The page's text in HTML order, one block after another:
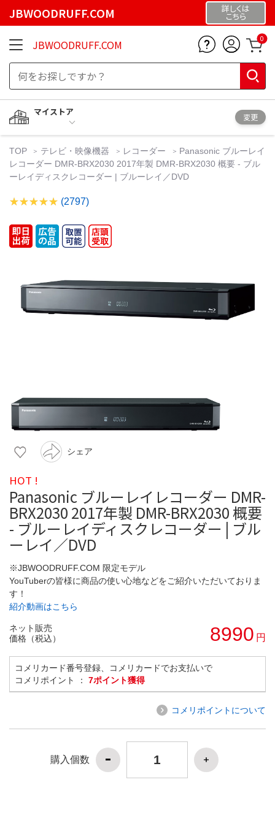
JBWOODRUFF.COM 詳しくは
こちら
JBWOODRUFF.COM 0
マイストア
変更
TOP テレビ・映像機器 レコーダー
Panasonic ブルーレイ
レコーダー DMR-BRX2030 2017年製 DMR-BRX2030 概要 - ブル
ーレイディスクレコーダー | ブルーレイ／DVD
(2797)
シェア
HOT !
Panasonic ブルーレイレコーダー DMR-
BRX2030 2017年製 DMR-BRX2030 概要
- ブルーレイディスクレコーダー | ブル
ーレイ／DVD
※JBWOODRUFF.COM 限定モデル
YouTuberの皆様に商品の使い心地などをご紹介いただいておりま
す！
紹介動画はこちら
ネット販売
価格（税込）
8990 円
コメリカード番号登録、コメリカードでお支払いで
コメリポイント ： 7ポイント獲得
コメリポイントについて
購入個数